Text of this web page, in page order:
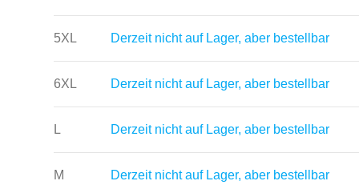
5XL Derzeit nicht auf Lager, aber bestellbar
6XL Derzeit nicht auf Lager, aber bestellbar
L Derzeit nicht auf Lager, aber bestellbar
M Derzeit nicht auf Lager, aber bestellbar